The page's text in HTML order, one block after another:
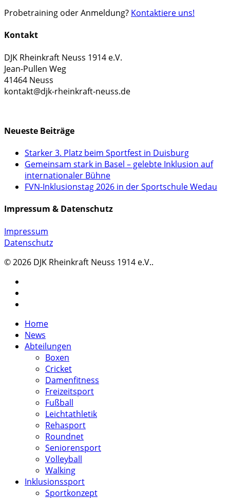
Probetraining oder Anmeldung? Kontaktiere uns!
Kontakt
DJK Rheinkraft Neuss 1914 e.V.
Jean-Pullen Weg
41464 Neuss
kontakt@djk-rheinkraft-neuss.de
Neueste Beiträge
Starker 3. Platz beim Sportfest in Duisburg
Gemeinsam stark in Basel – gelebte Inklusion auf
internationaler Bühne
FVN-Inklusionstag 2026 in der Sportschule Wedau
Impressum & Datenschutz
Impressum
Datenschutz
© 2026 DJK Rheinkraft Neuss 1914 e.V..
Close
Menu
Home
News
Abteilungen
Boxen
Cricket
Damenfitness
Freizeitsport
Fußball
Leichtathletik
Rehasport
Roundnet
Seniorensport
Volleyball
Walking
Inklusionssport
Sportkonzept